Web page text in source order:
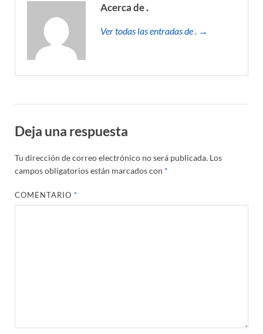
Acerca de .
Ver todas las entradas de . →
Deja una respuesta
Tu dirección de correo electrónico no será publicada. Los
campos obligatorios están marcados con *
COMENTARIO*